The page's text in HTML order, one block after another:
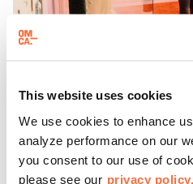
This website uses cookies
We use cookies to enhance
analyze performance on our
you consent to our use of
please see our privacy policy.
进行有计划的捐赠
通过您的遗产规划，为加州奥
产生深远的影响。